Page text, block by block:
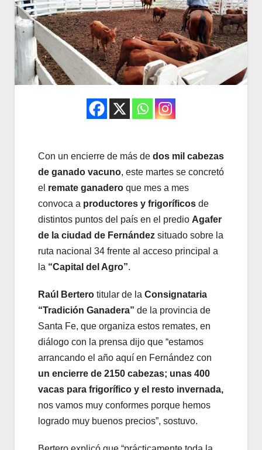
Con un encierre de más de dos mil cabezas
de ganado vacuno, este martes se concretó
el remate ganadero que mes a mes
convoca a productores y frigoríficos de
distintos puntos del país en el predio Agafer
de la ciudad de Fernández situado sobre la
ruta nacional 34 frente al acceso principal a
la “Capital del Agro”.
Raúl Bertero titular de la Consignataria
“Tradición Ganadera” de la provincia de
Santa Fe, que organiza estos remates, en
diálogo con la prensa dijo que “estamos
arrancando el año aquí en Fernández con
un encierre de 2150 cabezas; unas 400
vacas para frigorífico y el resto invernada,
nos vamos muy conformes porque hemos
logrado muy buenos precios”, sostuvo.